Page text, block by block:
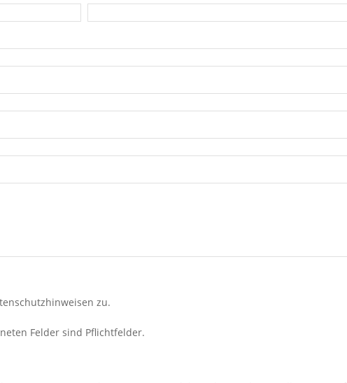
zu.
Felder sind Pflichtfelder.